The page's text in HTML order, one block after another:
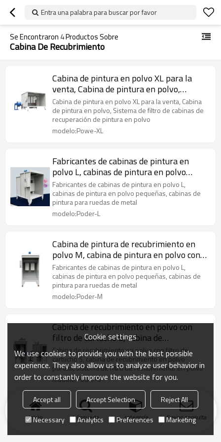
Entra una palabra para buscar por favor
Se Encontraron 4Productos Sobre
Cabina De Recubrimiento
Cabina de pintura en polvo XL para la
venta, Cabina de pintura en polvo,
Sistema de filtro de cabinas de
recuperación de pintura en polvo
Cabina de pintura en polvo XL para la venta, Cabina
de pintura en polvo, Sistema de filtro de cabinas de
recuperación de pintura en polvo
modelo:Powe-XL
Fabricantes de cabinas de pintura en
polvo L, cabinas de pintura en polvo
pequeñas, cabinas de pintura para ruedas
de metal
Fabricantes de cabinas de pintura en polvo L,
cabinas de pintura en polvo pequeñas, cabinas de
pintura para ruedas de metal
modelo:Poder-L
Cabina de pintura de recubrimiento en
polvo M, cabina de pintura en polvo con
sistema de filtro en venta
Fabricantes de cabinas de pintura en polvo L,
cabinas de pintura en polvo pequeñas, cabinas de
pintura para ruedas de metal
modelo:Poder-M
Cabina de recubrimiento en polvo con
filtro de cartucho S, cabina de
recubrimiento en polvo portátil, sistema
de filtro de recubrimiento en polvo
Cabina de recubrimiento en polvo con filtro de
cartucho S, cabina de recubrimiento en polvo
portátil, sistema de filtro de recubrimiento en polvo
modelo:Poder-S
Inicio búsqueda categoría Enviar consulta
Cookie settings
We use cookies to provide you with the best possible
experience. They also allow us to analyze user behavior in
order to constantly improve the website for you.
Accept all Accept Selection
Reject All
Necessary
Analytics Preferences Marketing